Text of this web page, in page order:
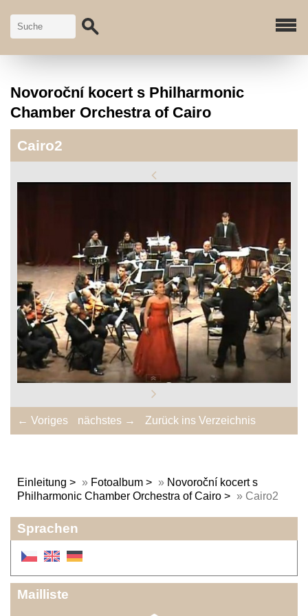
Novoroční kocert s Philharmonic
Chamber Orchestra of Cairo
Cairo2
← Voriges nächstes → Zurück ins Verzeichnis
Einleitung » Fotoalbum » Novoroční kocert s
Philharmonic Chamber Orchestra of Cairo
» Cairo2
Sprachen
Mailliste